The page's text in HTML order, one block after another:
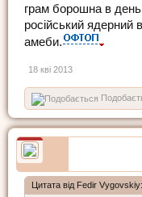
грам борошна в день
російський ядерний
амеби.
18 кві 2013
Цитата від Fedir Vygovskiy: